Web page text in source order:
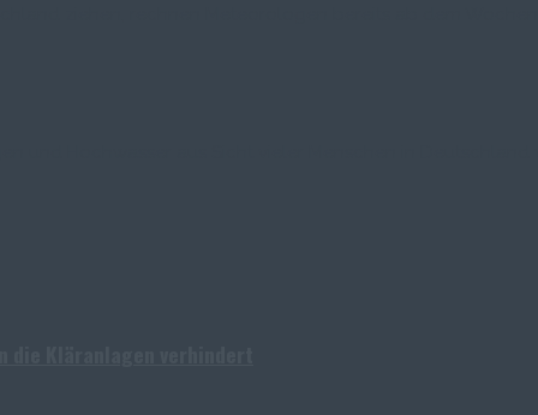
und Hochwasser aus Sicht vieler Menschen in Deutschland
Kläranlagen verhindert